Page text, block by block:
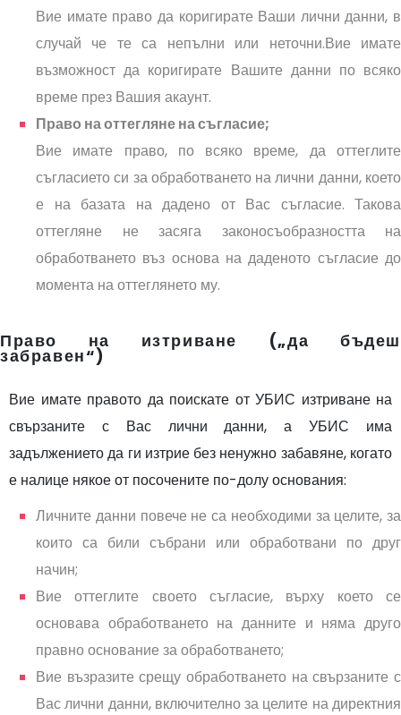
Вие имате право да коригирате Ваши лични данни, в
случай че те са непълни или неточни.Вие имате
възможност да коригирате Вашите данни по всяко
време през Вашия акаунт.
Право на оттегляне на съгласие;
Вие имате право, по всяко време, да оттеглите
съгласието си за обработването на лични данни, което
е на базата на дадено от Вас съгласие. Такова
оттегляне не засяга законосъобразността на
обработването въз основа на даденото съгласие до
момента на оттеглянето му.
Право на изтриване („да бъдеш
забравен“)
Вие имате правото да поискате от УБИС изтриване на
свързаните с Вас лични данни, а УБИС има
задължението да ги изтрие без ненужно забавяне, когато
е налице някое от посочените по-долу основания:
Личните данни повече не са необходими за целите, за
които са били събрани или обработвани по друг
начин;
Вие оттеглите своето съгласие, върху което се
основава обработването на данните и няма друго
правно основание за обработването;
Вие възразите срещу обработването на свързаните с
Вас лични данни, включително за целите на директния